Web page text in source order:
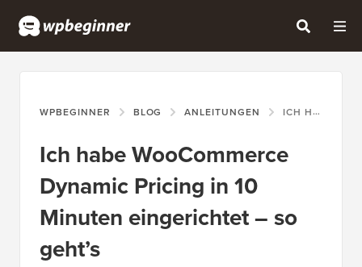
WPBEGINNER BLOG ANLEITUNGEN ICH HABE WOOCOMMERCE DYNAMIC PRICING IN 10 MINUTEN EINGERICHTET – SO GEHT’S
Ich habe WooCommerce
Dynamic Pricing in 10
Minuten eingerichtet – so
geht’s